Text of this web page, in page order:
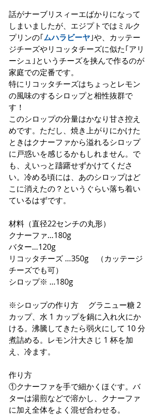
話がナーブリスィーエばかりになって
しまいましたが、エジプトではミルク
プリンの｢ムハラビーヤ｣や、カッテー
ジチーズやリコッタチーズに似た｢アリ
ーシュ｣というチーズを挟んで作るのが
家庭での定番です。
特にリコッタチーズはちょっとレモン
の風味のするシロップと相性抜群で
す！
このシロップの分量はかなり甘さ控え
めです。ただし、焼き上がりにかけた
ときはクナーファから溢れるシロップ
に戸惑いを感じるかもしれません。で
も、えいっと躊躇せずかけてくださ
い。冷める頃には、あのシロップはど
こに消えたの？というぐらい落ち着い
ているはずです。
材料（直径22センチの丸形）
クナーファ…180g
バター…120g
リコッタチーズ …350g　（カッテージ
チーズでも可）
シロップ※ …180g
※シロップの作り方 　グラニュー糖 2
カップ、水 1 カップを鍋に入れ火にか
ける。沸騰してきたら弱火にして 10 分
煮詰める。レモン汁大さじ 1 杯を加
え、冷ます。
作り方
①クナーファを手で細かくほぐす。バ
ターは湯煎などで溶かし、クナーファ
に加え全体をよく混ぜ合わせる。